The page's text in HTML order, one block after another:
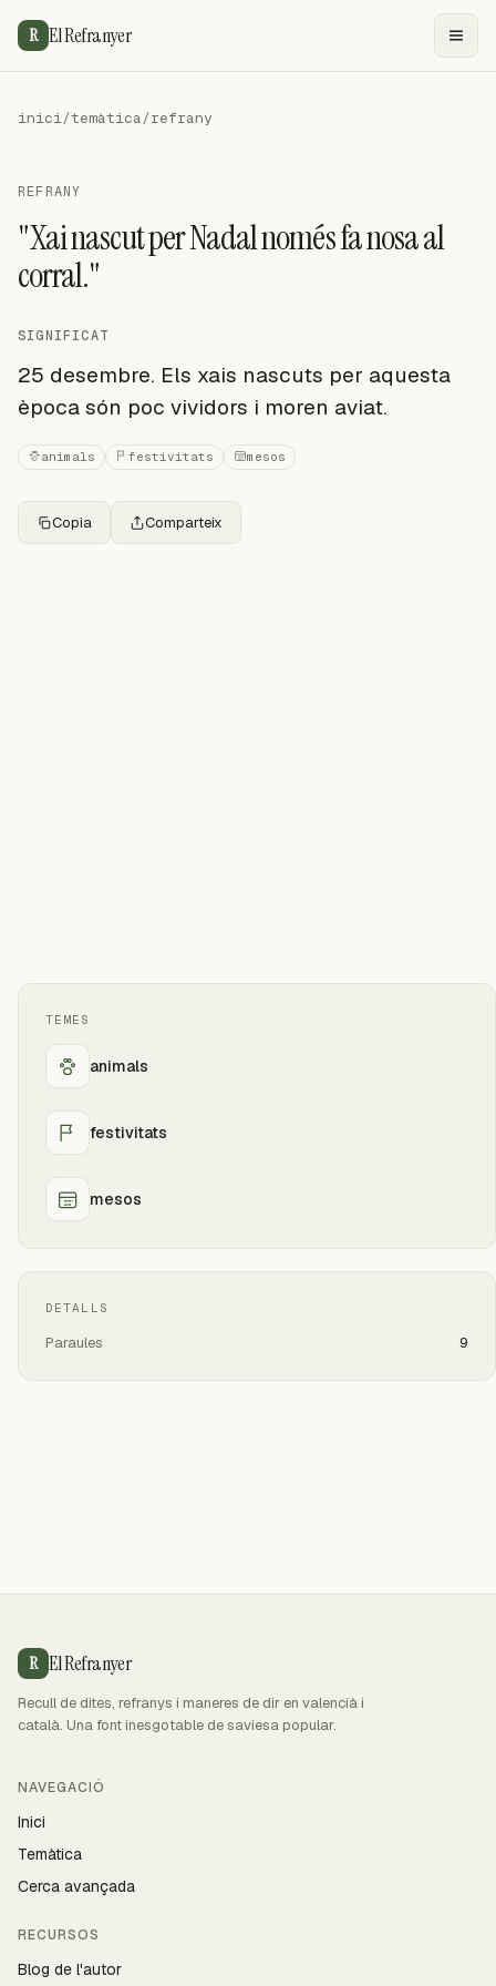
R El Refranyer
inici/temàtica/refrany
REFRANY
"Xai nascut per Nadal només fa nosa al
corral."
SIGNIFICAT
25 desembre. Els xais nascuts per aquesta
època són poc vividors i moren aviat.
animals festivitats mesos
Copia Comparteix
TEMES
animals
festivitats
mesos
DETALLS
Paraules 9
R El Refranyer
Recull de dites, refranys i maneres de dir en valencià i
català. Una font inesgotable de saviesa popular.
NAVEGACIÓ
Inici
Temàtica
Cerca avançada
RECURSOS
Blog de l'autor